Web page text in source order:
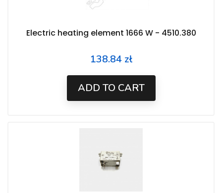
Electric heating element 1666 W - 4510.380
Price
138.84 zł
ADD TO CART